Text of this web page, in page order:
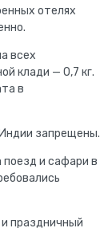
отелях
всех
клади — 0,7 кг.
в
запрещены.
поезд и сафари в
праздничный